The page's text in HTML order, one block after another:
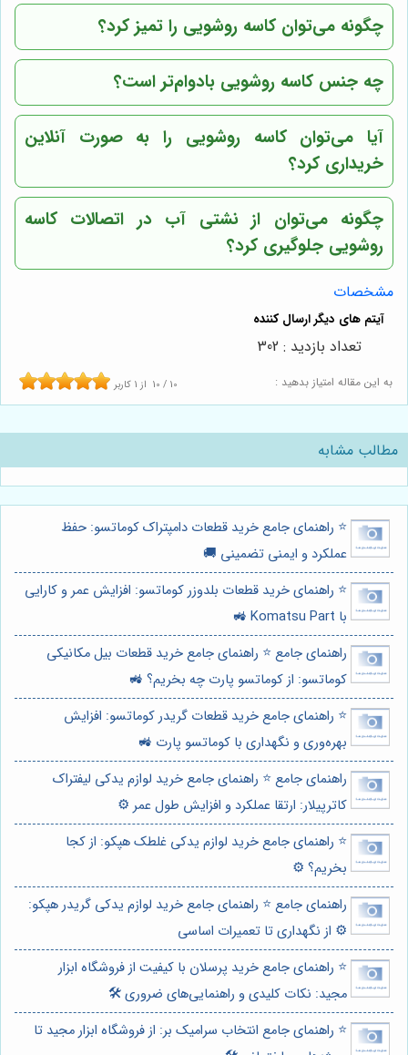
چگونه می‌توان کاسه روشویی را تمیز کرد؟
چه جنس کاسه روشویی بادوام‌تر است؟
آیا می‌توان کاسه روشویی را به صورت آنلاین
خریداری کرد؟
چگونه می‌توان از نشتی آب در اتصالات کاسه
روشویی جلوگیری کرد؟
مشخصات
به این مقاله امتیاز بدهید : 10 / 10 از 1 کاربر
تعداد بازدید : 302
مطالب مشابه
⭐️ راهنمای جامع خرید قطعات دامپتراک کوماتسو: حفظ
عملکرد و ایمنی تضمینی 🚚
⭐️ راهنمای خرید قطعات بلدوزر کوماتسو: افزایش عمر و کارایی
با Komatsu Part 🚜
راهنمای جامع ⭐️ راهنمای جامع خرید قطعات بیل مکانیکی
کوماتسو: از کوماتسو پارت چه بخریم؟ 🚜
⭐️ راهنمای جامع خرید قطعات گریدر کوماتسو: افزایش
بهره‌وری و نگهداری با کوماتسو پارت 🚜
راهنمای جامع ⭐️ راهنمای جامع خرید لوازم یدکی لیفتراک
کاترپیلار: ارتقا عملکرد و افزایش طول عمر ⚙️
⭐️ راهنمای جامع خرید لوازم یدکی غلطک هپکو: از کجا
بخریم؟ ⚙️
راهنمای جامع ⭐️ راهنمای جامع خرید لوازم یدکی گریدر هپکو:
⚙️ از نگهداری تا تعمیرات اساسی
⭐️ راهنمای جامع خرید پرسلان با کیفیت از فروشگاه ابزار
مجید: نکات کلیدی و راهنمایی‌های ضروری 🛠️
⭐️ راهنمای جامع انتخاب سرامیک بر: از فروشگاه ابزار مجید تا